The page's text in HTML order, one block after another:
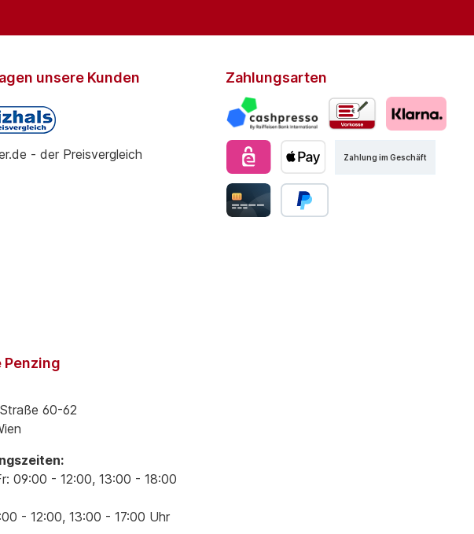
unsere Kunden Zahlungsarten
Zahlung im Geschäft
Penzing
60-62
09:00 - 12:00, 13:00 - 18:00
- 12:00, 13:00 - 17:00 Uhr